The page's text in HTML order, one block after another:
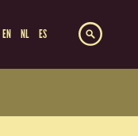
EN NL ES